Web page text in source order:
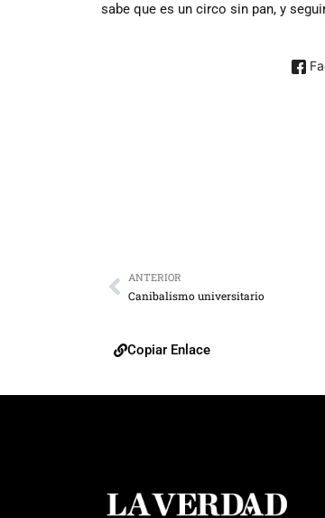
sabe que es un circo sin pan, y
ANTERIOR
Canibalismo universitario
Copiar Enlace